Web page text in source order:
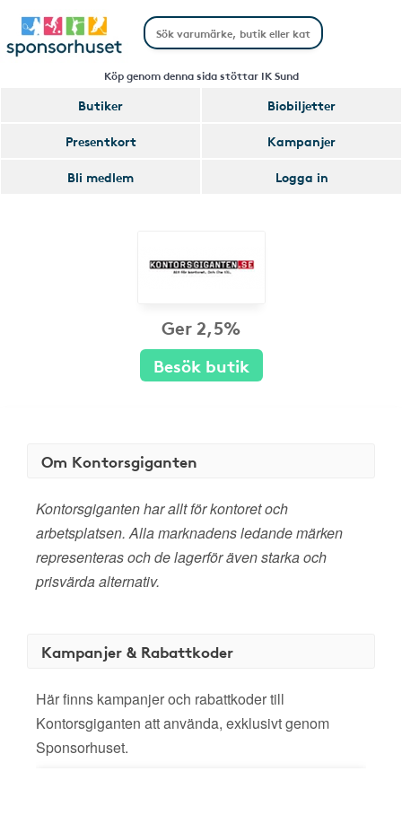
Köp genom denna sida stöttar IK Sund
Butiker
Biobiljetter
Presentkort
Kampanjer
Bli medlem
Logga in
Ger 2,5%
Besök butik
Om Kontorsgiganten
Kontorsgiganten har allt för kontoret och
arbetsplatsen. Alla marknadens ledande märken
representeras och de lagerför även starka och
prisvärda alternativ.
Kampanjer & Rabattkoder
Här finns kampanjer och rabattkoder till
Kontorsgiganten att använda, exklusivt genom
Sponsorhuset.